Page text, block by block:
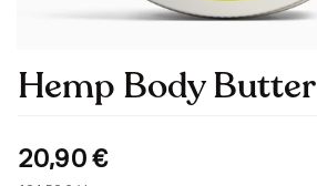
Hemp Body Butter
20,90 €